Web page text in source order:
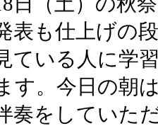
表も仕上げの
ている人に学
す。今日の朝
奏をしていた